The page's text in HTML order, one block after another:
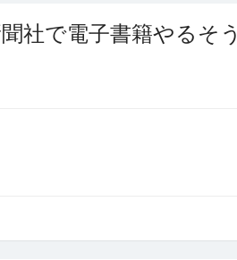
社で電子書籍やるそう